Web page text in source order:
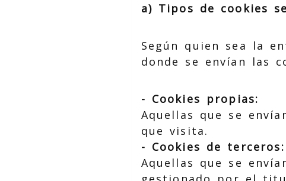
a) Tipos de cookies
Según quien sea la
donde se envían las
- Cookies propias:
Aquellas que se
que visita.
- Cookies de terceros:
Aquellas que se